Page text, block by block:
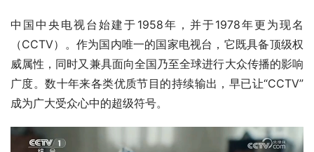
中国中央电视台始建于1958年，并于1978年更为现名
（CCTV）。作为国内唯一的国家电视台，它既具备顶级权
威属性，同时又兼具面向全国乃至全球进行大众传播的影响
广度。数十年来各类优质节目的持续输出，早已让“CCTV”
成为广大受众心中的超级符号。